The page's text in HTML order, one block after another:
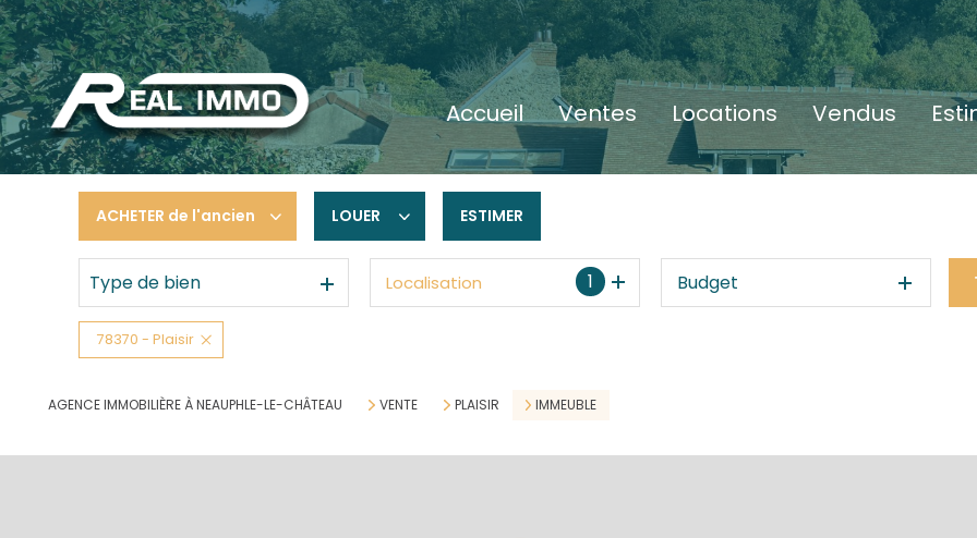
accueil ventes locations vendus
ACHETER de l'ancien
De l'ancien
De l'immo pro
LOUER
à l'année
ESTIMER
Type de bien 1
Localisation Budget
78370 - Plaisir
AGENCE IMMOBILIÈRE À NEAUPHLE-LE-CHÂTEAU VENTE PLAISIR IMMEUBLE